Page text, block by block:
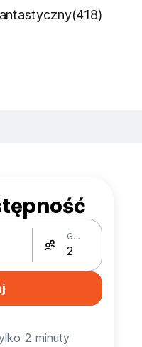
(418)
Gości
2 minuty